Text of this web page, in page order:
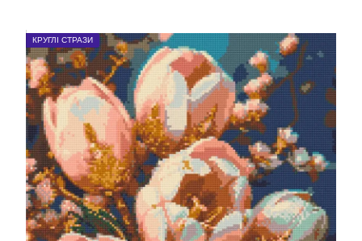
КРУГЛІ СТРАЗИ